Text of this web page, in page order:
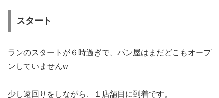
スタート
ランのスタートが６時過ぎで、パン屋はまだどこもオープ
ンしていませんw
少し遠回りをしながら、１店舗目に到着です。